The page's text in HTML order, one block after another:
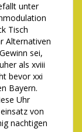
unter
Tisch
Alternativen
sei,
als xviii
bevor xxi
Bayern.
Uhr
von
nachtigen